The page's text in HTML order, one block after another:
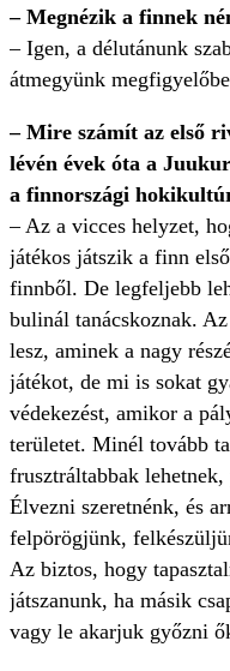
– Megnézik a finnek
– Igen, a délutánunk
átmegyünk
– Mire számít az első
lévén évek óta a
a finnországi
– Az a vicces helyzet,
játékos játszik a finn
finnből. De legfeljebb
bulinál tanácskoznak.
lesz, aminek a nagy
játékot, de mi is sokat
védekezést, amikor a
területet. Minél tovább
frusztráltabbak
Élvezni szeretnénk, és
felpörögjünk,
Az biztos, hogy
játszanunk, ha másik
vagy le akarjuk győzni